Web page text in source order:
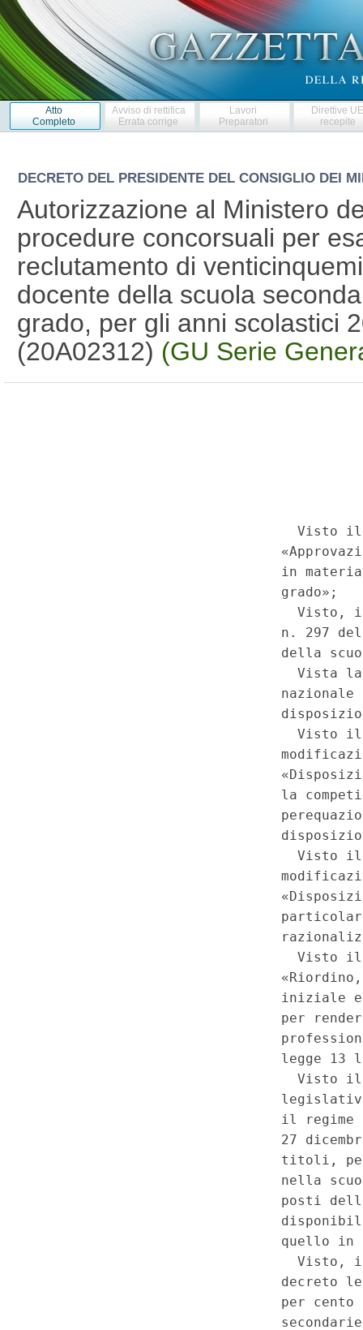
Atto
Completo
Avviso di rettifica
Errata corrige
Lavori
Preparatori
Direttive
recepite
DECRETO DEL PRESIDENTE DEL CONSIGLIO DEI
Autorizzazione al Ministero
procedure concorsuali per
reclutamento di
docente della scuola
grado, per gli anni scolastici
(20A02312) (GU Serie